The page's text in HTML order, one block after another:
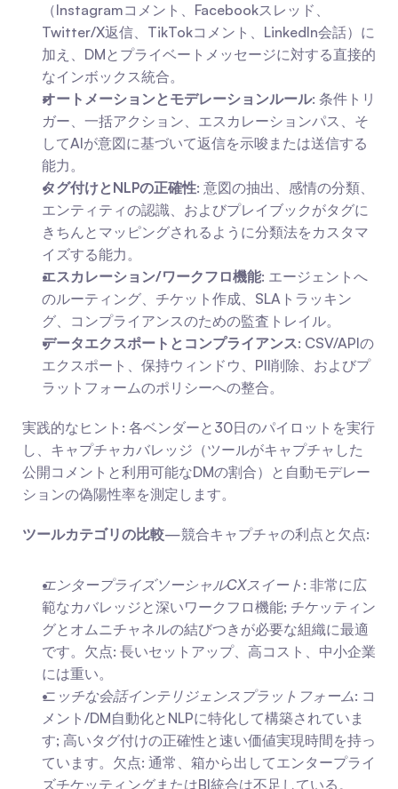
（Instagramコメント、Facebookスレッド、
Twitter/X返信、TikTokコメント、LinkedIn会話）に
加え、DMとプライベートメッセージに対する直接的
なインボックス統合。
オートメーションとモデレーションルール: 条件トリ
ガー、一括アクション、エスカレーションパス、そ
してAIが意図に基づいて返信を示唆または送信する
能力。
タグ付けとNLPの正確性: 意図の抽出、感情の分類、
エンティティの認識、およびプレイブックがタグに
きちんとマッピングされるように分類法をカスタマ
イズする能力。
エスカレーション/ワークフロ機能: エージェントへ
のルーティング、チケット作成、SLAトラッキン
グ、コンプライアンスのための監査トレイル。
データエクスポートとコンプライアンス: CSV/APIの
エクスポート、保持ウィンドウ、PII削除、およびプ
ラットフォームのポリシーへの整合。
実践的なヒント: 各ベンダーと30日のパイロットを実行
し、キャプチャカバレッジ（ツールがキャプチャした
公開コメントと利用可能なDMの割合）と自動モデレー
ションの偽陽性率を測定します。
ツールカテゴリの比較—競合キャプチャの利点と欠点:
エンタープライズソーシャルCXスイート : 非常に広
範なカバレッジと深いワークフロ機能; チケッティン
グとオムニチャネルの結びつきが必要な組織に最適
です。欠点: 長いセットアップ、高コスト、中小企業
には重い。
ニッチな会話インテリジェンスプラットフォーム: コ
メント/DM自動化とNLPに特化して構築されていま
す; 高いタグ付けの正確性と速い価値実現時間を持っ
ています。欠点: 通常、箱から出してエンタープライ
ズチケッティングまたはBI統合は不足している。